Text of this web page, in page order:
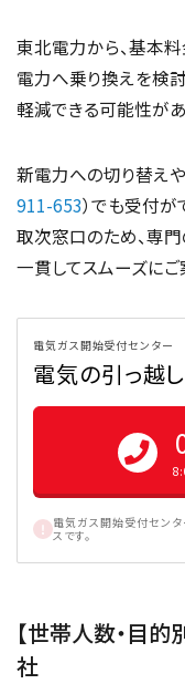
東北電力から、基本
電力へ乗り換えを検
軽減できる可能性があ
新電力への切り替え
911-653）でも受付が
取次窓口のため、専
一貫してスムーズにご
電気ガス開始受付センター
電気の引っ越
電気ガス開始受付セン
スです。
【世帯人数・目
社